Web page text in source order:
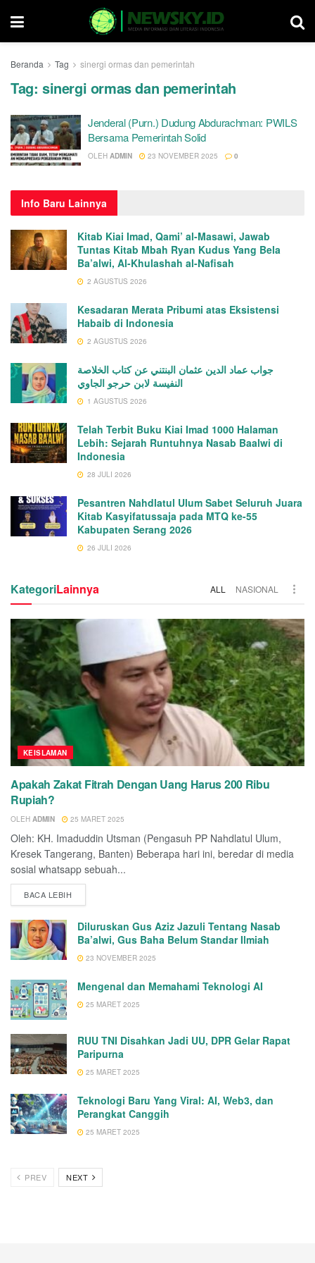
Beranda Tag sinergi ormas dan pemerintah
Tag: sinergi ormas dan pemerintah
Jenderal (Purn.) Dudung Abdurachman: PWILS
Bersama Pemerintah Solid
OLEH ADMIN 23 NOVEMBER 2025 0
Info Baru Lainnya
Kitab Kiai Imad, Qami’ al-Masawi, Jawab
Tuntas Kitab Mbah Ryan Kudus Yang Bela
Ba’alwi, Al-Khulashah al-Nafisah
2 AGUSTUS 2026
Kesadaran Merata Pribumi atas Eksistensi
Habaib di Indonesia
2 AGUSTUS 2026
جواب عماد الدين عثمان البنتني عن كتاب الخلاصة
النفيسة لابن حرجو الجاوي
1 AGUSTUS 2026
Telah Terbit Buku Kiai Imad 1000 Halaman
Lebih: Sejarah Runtuhnya Nasab Baalwi di
Indonesia
28 JULI 2026
Pesantren Nahdlatul Ulum Sabet Seluruh Juara
Kitab Kasyifatussaja pada MTQ ke-55
Kabupaten Serang 2026
26 JULI 2026
KategoriLainnya ALL NASIONAL
KEISLAMAN
Apakah Zakat Fitrah Dengan Uang Harus 200 Ribu
Rupiah?
OLEH ADMIN 25 MARET 2025
Oleh: KH. Imaduddin Utsman (Pengasuh PP Nahdlatul Ulum,
Kresek Tangerang, Banten) Beberapa hari ini, beredar di media
sosial whatsapp sebuah...
BACA LEBIH
Diluruskan Gus Aziz Jazuli Tentang Nasab
Ba’alwi, Gus Baha Belum Standar Ilmiah
23 NOVEMBER 2025
Mengenal dan Memahami Teknologi AI
25 MARET 2025
RUU TNI Disahkan Jadi UU, DPR Gelar Rapat
Paripurna
25 MARET 2025
Teknologi Baru Yang Viral: AI, Web3, dan
Perangkat Canggih
25 MARET 2025
PREV NEXT